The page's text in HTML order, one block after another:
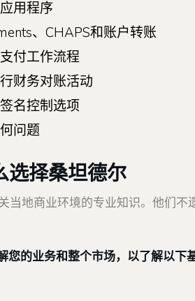
用程序
、CHAPS和账户转账
付工作流程
财务对账活动
名控制选项
问题
选择桑坦德尔
当地商业环境的专业知识。他们
的业务和整个市场，以了解以下